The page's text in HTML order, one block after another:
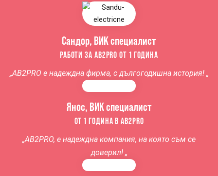
Сандор, ВИК специалист
РАБОТИ ЗА AB2PRO ОТ 1 ГОДИНА
„AB2PRO е надеждна фирма, с дългогодишна история! „
Янос, ВИК специалист
ОТ 1 ГОДИНА В AB2PRO
„AB2PRO, е надеждна компания, на която съм се
доверил! „